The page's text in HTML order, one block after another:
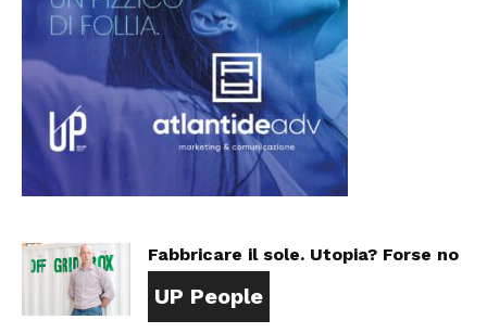
Fabbricare il sole. Utopia? Forse no
UP People